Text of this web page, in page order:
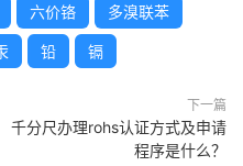
六价铬 多溴联苯
铅 镉
下一篇
千分尺办理rohs认证方式及申请
程序是什么？